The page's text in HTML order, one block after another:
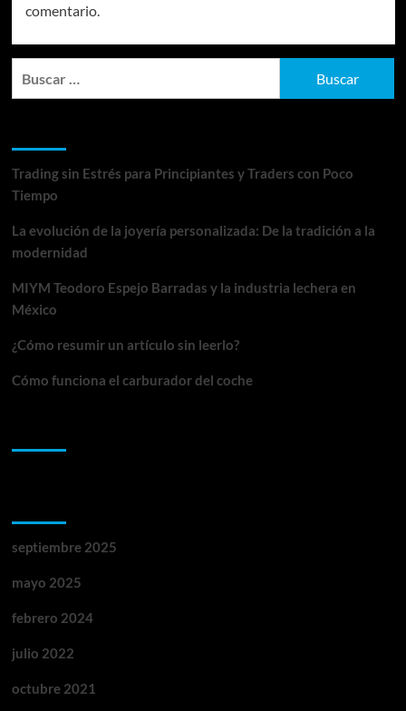
comentario.
Trading sin Estrés para Principiantes y Traders con Poco
Tiempo
La evolución de la joyería personalizada: De la tradición a la
modernidad
MIYM Teodoro Espejo Barradas y la industria lechera en
México
¿Cómo resumir un artículo sin leerlo?
Cómo funciona el carburador del coche
septiembre 2025
mayo 2025
febrero 2024
julio 2022
octubre 2021